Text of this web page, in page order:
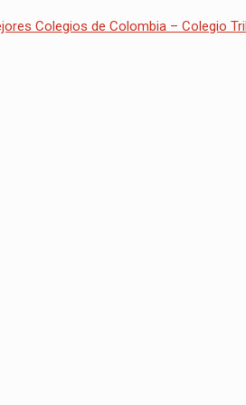
Colegios de Colombia – Colegio